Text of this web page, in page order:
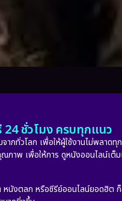
ชั่วโมง ครบทุกแนว
ทั่วโลก เพื่อให้ผู้ใช้งานไม่พลาด
าพ เพื่อให้การ ดูหนังออนไลน์เต็
หนังตลก หรือซีรีย์ออนไลน์ยอดฮิ